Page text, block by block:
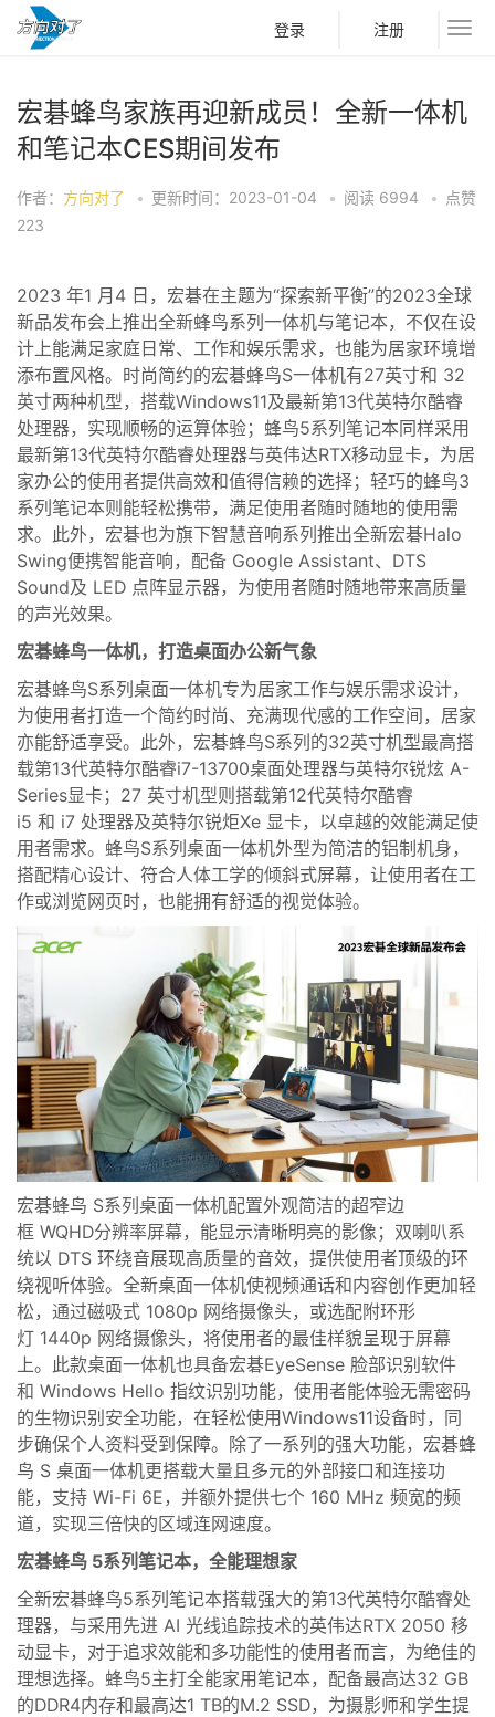
登录 注册
宏碁蜂鸟家族再迎新成员！全新一体机
和笔记本CES期间发布
作者： 方向对了 • 更新时间：2023-01-04 • 阅读 6994 • 点赞
223
2023 年1 月4 日，宏碁在主题为“探索新平衡”的2023全球
新品发布会上推出全新蜂鸟系列一体机与笔记本，不仅在设
计上能满足家庭日常、工作和娱乐需求，也能为居家环境增
添布置风格。时尚简约的宏碁蜂鸟S一体机有27英寸和 32
英寸两种机型，搭载Windows11及最新第13代英特尔酷睿
处理器，实现顺畅的运算体验；蜂鸟5系列笔记本同样采用
最新第13代英特尔酷睿处理器与英伟达RTX移动显卡，为居
家办公的使用者提供高效和值得信赖的选择；轻巧的蜂鸟3
系列笔记本则能轻松携带，满足使用者随时随地的使用需
求。此外，宏碁也为旗下智慧音响系列推出全新宏碁Halo
Swing便携智能音响，配备 Google Assistant、DTS
Sound及 LED 点阵显示器，为使用者随时随地带来高质量
的声光效果。
宏碁蜂鸟一体机，打造桌面办公新气象
宏碁蜂鸟S系列 桌面一体机专为居家工作与娱乐需求设计，
为使用者打造一个简约时尚、充满现代感的工作空间，居家
亦能舒适享受。此外，宏碁蜂鸟S系列的32英寸机型最高搭
载第13代英特尔酷睿i7-13700桌面处理器与英特尔锐炫 A-
Series显卡； 27 英寸机型则搭载第12代英特尔酷睿
i5 和 i7 处理器及英特尔锐炬Xe 显卡，以卓越的效能满足使
用者需求。蜂鸟S系列 桌面一体机外型为简洁的铝制机身，
搭配精心设计、符合人体工学的倾斜式屏幕，让使用者在工
作或浏览网页时，也能拥有舒适的视觉体验。
宏碁蜂鸟 S系列桌面一体机配置外观简洁的超窄边
框 WQHD分辨率屏幕，能显示清晰明亮的影像；双喇叭系
统以 DTS 环绕音展现高质量的音效，提供使用者顶级的环
绕视听体验。全新桌面一体机使视频通话和内容创作更加轻
松， 通过磁吸式 1080p 网络摄像头，或选配附环形
灯 1440p 网络摄像头，将使用者的最佳样貌呈现于屏幕
上。此款桌面一体机也具备宏碁EyeSense 脸部识别软件
和 Windows Hello 指纹识别功能，使用者能体验无需密码
的生物识别安全功能，在轻松使用Windows11设备时，同
步确保个人资料受到 保障。除了一系列的强大功能，宏碁蜂
鸟 S 桌面一体机更搭载大量且多元的外部接口和连接功
能，支持 Wi-Fi 6E，并额外提供七个 160 MHz 频宽的频
道，实现三倍快的区域连网速度。
宏碁蜂鸟 5系列笔记本，全能理想家
全新宏碁蜂鸟5系列笔记本搭载强大的第13代英特尔酷睿处
理器， 与采用先进 AI 光线追踪技术的英伟达RTX 2050 移
动显卡，对于追求效能和多功能性的使用者而言，为绝佳的
理想选择。蜂鸟5主打全能家用笔记本，配备最高达32 GB
的DDR4内存和最高达1 TB的M.2 SSD，为摄影师和学生提